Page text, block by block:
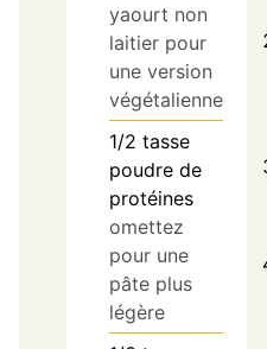
yaourt non
laitier pour
une version
végétalienne
1/2 tasse
poudre de
protéines
omettez
pour une
pâte plus
légère